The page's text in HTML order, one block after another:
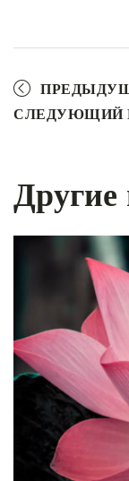
СЛЕДУЮЩИЙ